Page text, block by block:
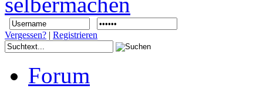
Vergessen? | Registrieren
Forum